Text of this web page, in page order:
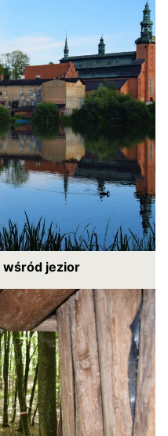
wśród jezior